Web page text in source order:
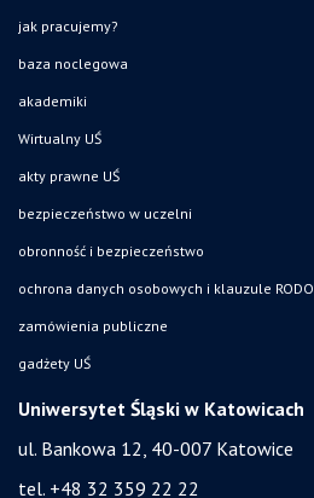
jak pracujemy?
baza noclegowa
akademiki
Wirtualny UŚ
akty prawne UŚ
bezpieczeństwo w uczelni
obronność i bezpieczeństwo
ochrona danych osobowych i klauzule RODO
zamówienia publiczne
gadżety UŚ
Uniwersytet Śląski w Katowicach
ul. Bankowa 12, 40-007 Katowice
tel. +48 32 359 22 22